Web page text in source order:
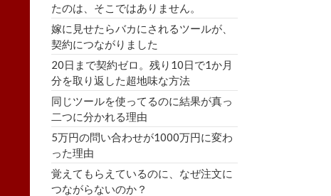
たのは、そこではありません。
嫁に見せたらバカにされるツールが、
契約につながりました
20日まで契約ゼロ。残り10日で1か月
分を取り返した超地味な方法
同じツールを使ってるのに結果が真っ
二つに分かれる理由
5万円の問い合わせが1000万円に変わ
った理由
覚えてもらえているのに、なぜ注文に
つながらないのか？